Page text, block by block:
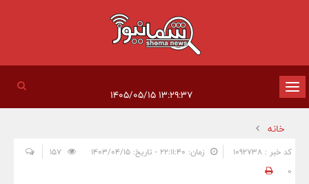
تغییر
وضعیت
ناوبری
خانه
کد خبر : 1092738 زمان: ۲۲:۱۱:۴۰ - تاریخ: ۱۴۰۳/۰۴/۱۵
0